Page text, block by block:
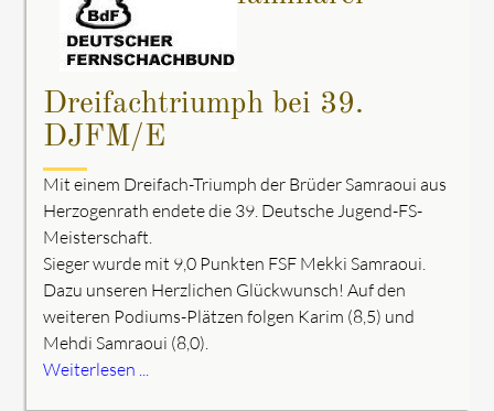
Dreifachtriumph bei 39.
DJFM/E
Mit einem Dreifach-Triumph der Brüder Samraoui aus
Herzogenrath endete die 39. Deutsche Jugend-FS-
Meisterschaft.
Sieger wurde mit 9,0 Punkten FSF Mekki Samraoui.
Dazu unseren Herzlichen Glückwunsch! Auf den
weiteren Podiums-Plätzen folgen Karim (8,5) und
Mehdi Samraoui (8,0).
Weiterlesen ...